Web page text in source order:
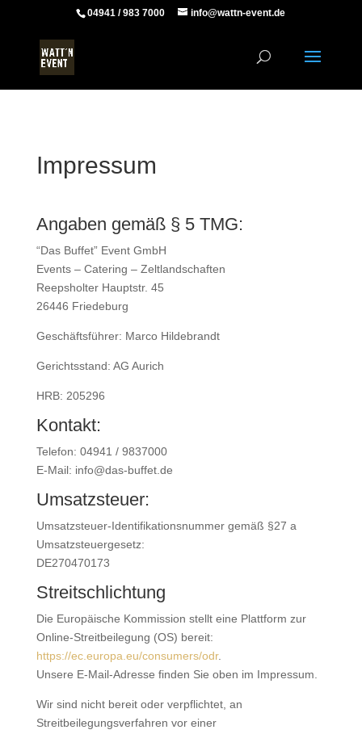
04941 / 983 7000 info@wattn-event.de
Impressum
Angaben gemäß § 5 TMG:
“Das Buffet” Event GmbH
Events – Catering – Zeltlandschaften
Reepsholter Hauptstr. 45
26446 Friedeburg
Geschäftsführer: Marco Hildebrandt
Gerichtsstand: AG Aurich
HRB: 205296
Kontakt:
Telefon: 04941 / 9837000
E-Mail: info@das-buffet.de
Umsatzsteuer:
Umsatzsteuer-Identifikationsnummer gemäß §27 a
Umsatzsteuergesetz:
DE270470173
Streitschlichtung
Die Europäische Kommission stellt eine Plattform zur
Online-Streitbeilegung (OS) bereit:
https://ec.europa.eu/consumers/odr.
Unsere E-Mail-Adresse finden Sie oben im Impressum.
Wir sind nicht bereit oder verpflichtet, an
Streitbeilegungsverfahren vor einer